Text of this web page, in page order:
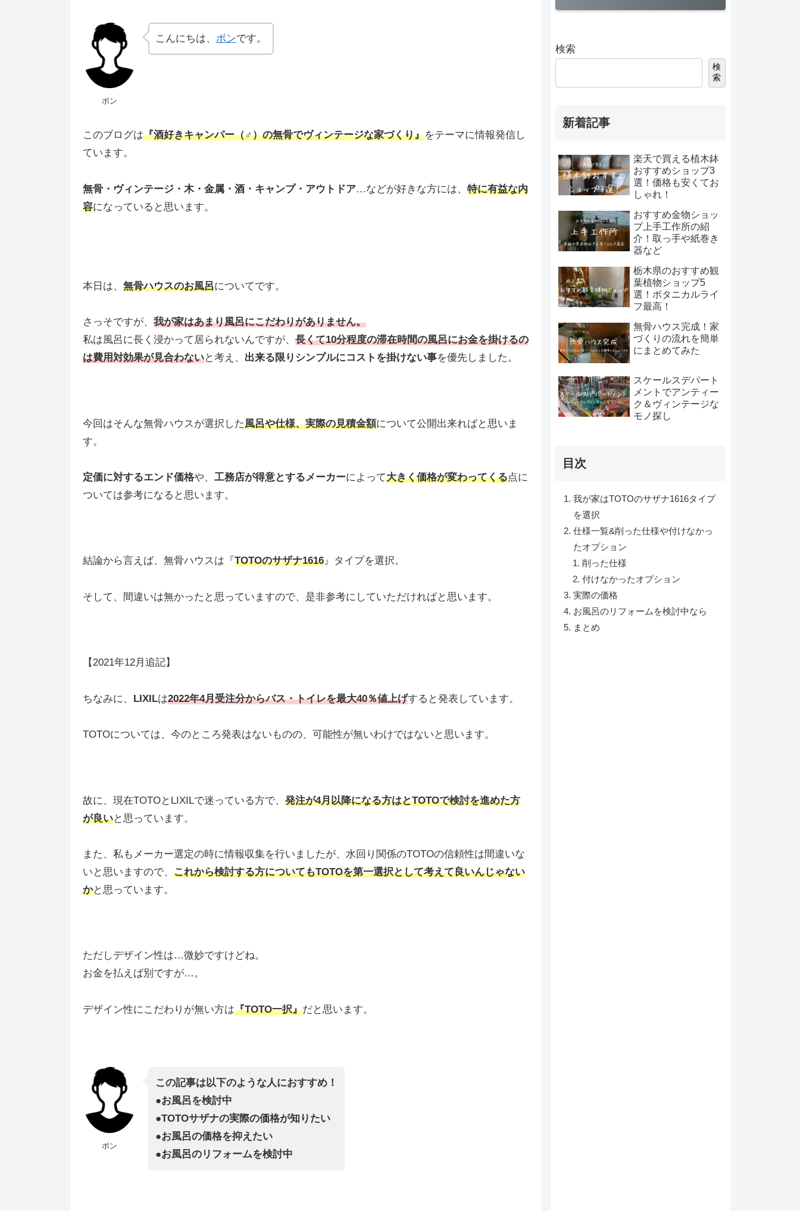
ボン
こんにちは、 ボンです。
このブログは『酒好きキャンパー（♂）の無骨でヴィンテージな家づくり』をテーマに情報発信し
ています。
無骨・ヴィンテージ・木・金属・酒・キャンプ・アウトドア…などが好きな方には、 特に有益な内
容になっていると思います。
本日は、 無骨ハウスのお風呂についてです。
さっそですが、 我が家はあまり風呂にこだわりがありません。
私は風呂に長く浸かって居られないんですが、 長くて10分程度の滞在時間の風呂にお金を掛けるの
は費用対効果が見合わないと考え、 出来る限りシンプルにコストを掛けない事を優先しました。
今回はそんな無骨ハウスが選択した風呂や仕様、実際の見積金額について公開出来ればと思いま
す。
定価に対するエンド価格や、 工務店が得意とするメーカーによって大きく価格が変わってくる点に
ついては参考になると思います。
結論から言えば、無骨ハウスは『 TOTOのサザナ1616』タイプを選択。
そして、間違いは無かったと思っていますので、是非参考にしていただければと思います。
【2021年12月追記】
ちなみに、 LIXILは2022年4月受注分からバス・トイレを最大40％値上げすると発表しています。
TOTOについては、今のところ発表はないものの、可能性が無いわけではないと思います。
故に、現在TOTOとLIXILで迷っている方で、 発注が4月以降になる方はとTOTOで検討を進めた方
が良いと思っています。
また、私もメーカー選定の時に情報収集を行いましたが、水回り関係のTOTOの信頼性は間違いな
いと思いますので、 これから検討する方についてもTOTOを第一選択として考えて良いんじゃない
かと思っています。
ただしデザイン性は…微妙ですけどね。
お金を払えば別ですが…。
デザイン性にこだわりが無い方は『TOTO一択』だと思います。
ボン
この記事は以下のような人におすすめ！
●お風呂を検討中
●TOTOサザナの実際の価格が知りたい
●お風呂の価格を抑えたい
●お風呂のリフォームを検討中
検索
検
索
新着記事
楽天で買える植木鉢
おすすめショップ3
選！価格も安くてお
しゃれ！
おすすめ金物ショッ
プ上手工作所の紹
介！取っ手や紙巻き
器など
栃木県のおすすめ観
葉植物ショップ5
選！ボタニカルライ
フ最高！
無骨ハウス完成！家
づくりの流れを簡単
にまとめてみた
スケールスデパート
メントでアンティー
ク＆ヴィンテージな
モノ探し
目次
我が家はTOTOのサザナ1616タイプ
を選択
仕様一覧&削った仕様や付けなかっ
たオプション
削った仕様
付けなかったオプション
実際の価格
お風呂のリフォームを検討中なら
まとめ